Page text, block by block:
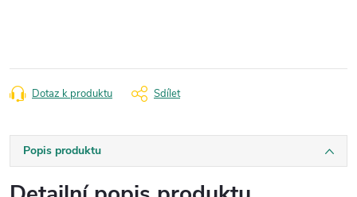
Dotaz k produktu Sdílet
Popis produktu